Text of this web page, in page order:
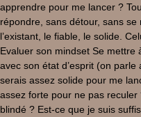
apprendre pour me lancer ?
répondre, sans détour, sans
l’existant, le fiable, le solide.
Evaluer son mindset Se mettre
avec son état d’esprit (on parle
serais assez solide pour me
assez forte pour ne pas
blindé ? Est-ce que je suis